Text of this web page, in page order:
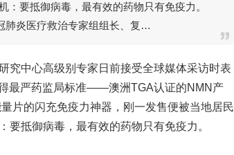
要抵御病毒，最有效的药物只有免疫力。
肺炎医疗救治专家组组长、复…
中心高级别专家日前接受全球媒体采访时表
最严药监局标准——澳洲TGA认证的NMN产
片的闪充免疫力神器，刚一发售便被当地居民
抵御病毒，最有效的药物只有免疫力。